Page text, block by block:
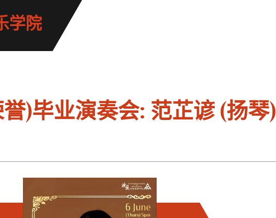
学院
)毕业演奏会: 范芷谚 (扬琴)